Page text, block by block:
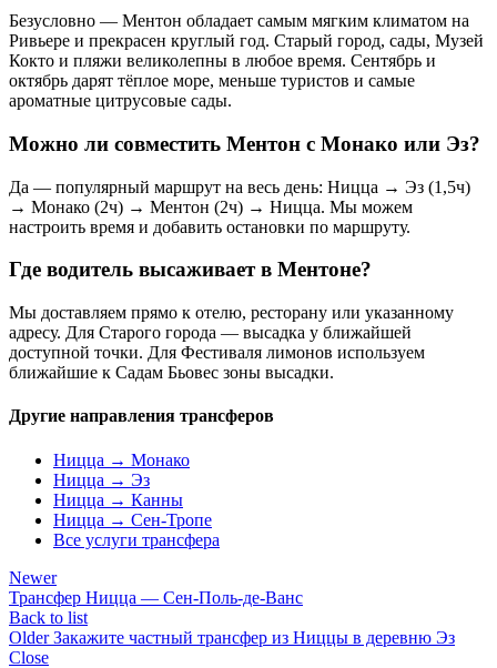
Безусловно — Ментон обладает самым мягким климатом на
Ривьере и прекрасен круглый год. Старый город, сады, Музей
Кокто и пляжи великолепны в любое время. Сентябрь и
октябрь дарят тёплое море, меньше туристов и самые
ароматные цитрусовые сады.
Можно ли совместить Ментон с Монако или Эз?
Да — популярный маршрут на весь день: Ницца → Эз (1,5ч)
→ Монако (2ч) → Ментон (2ч) → Ницца. Мы можем
настроить время и добавить остановки по маршруту.
Где водитель высаживает в Ментоне?
Мы доставляем прямо к отелю, ресторану или указанному
адресу. Для Старого города — высадка у ближайшей
доступной точки. Для Фестиваля лимонов используем
ближайшие к Садам Бьовес зоны высадки.
Другие направления трансферов
Ницца → Монако
Ницца → Эз
Ницца → Канны
Ницца → Сен-Тропе
Все услуги трансфера
Newer
Трансфер Ницца — Сен-Поль-де-Ванс
Back to list
Older Закажите частный трансфер из Ниццы в деревню Эз
Close